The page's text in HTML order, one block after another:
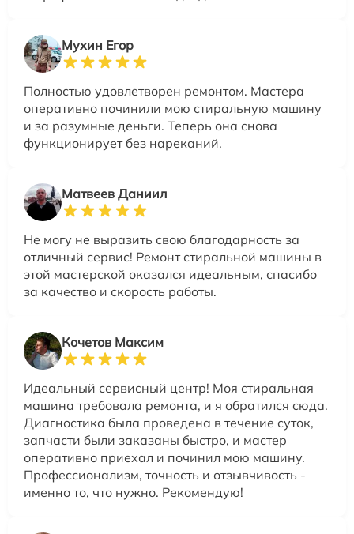
Мухин Егор
Полностью удовлетворен ремонтом. Мастера
оперативно починили мою стиральную машину
и за разумные деньги. Теперь она снова
функционирует без нареканий.
Матвеев Даниил
Не могу не выразить свою благодарность за
отличный сервис! Ремонт стиральной машины в
этой мастерской оказался идеальным, спасибо
за качество и скорость работы.
Кочетов Максим
Идеальный сервисный центр! Моя стиральная
машина требовала ремонта, и я обратился сюда.
Диагностика была проведена в течение суток,
запчасти были заказаны быстро, и мастер
оперативно приехал и починил мою машину.
Профессионализм, точность и отзывчивость -
именно то, что нужно. Рекомендую!